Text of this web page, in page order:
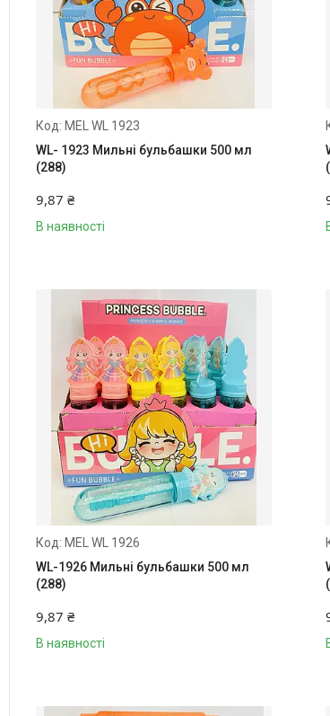
MEL WL 1923
WL- 1923 Мильні бульбашки 500 мл
(288)
9,87 ₴
В наявності
MEL WL 1926
WL-1926 Мильні бульбашки 500 мл
(288)
9,87 ₴
В наявності